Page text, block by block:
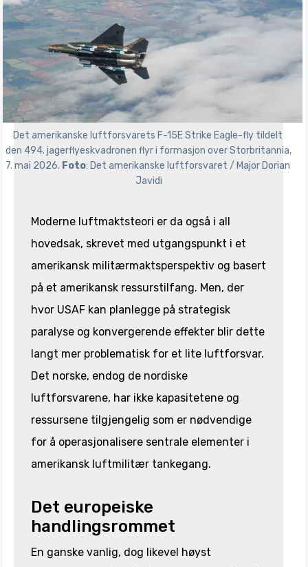
Det amerikanske luftforsvarets F-15E Strike Eagle-fly tildelt
den 494. jagerflyeskvadronen flyr i formasjon over Storbritannia,
7. mai 2026. Foto: Det amerikanske luftforsvaret / Major Dorian
Javidi
Moderne luftmaktsteori er da også i all
hovedsak, skrevet med utgangspunkt i et
amerikansk militærmaktsperspektiv og basert
på et amerikansk ressurstilfang. Men, der
hvor USAF kan planlegge på strategisk
paralyse og konvergerende effekter blir dette
langt mer problematisk for et lite luftforsvar.
Det norske, endog de nordiske
luftforsvarene, har ikke kapasitetene og
ressursene tilgjengelig som er nødvendige
for å operasjonalisere sentrale elementer i
amerikansk luftmilitær tankegang.
Det europeiske
handlingsrommet
En ganske vanlig, dog likevel høyst